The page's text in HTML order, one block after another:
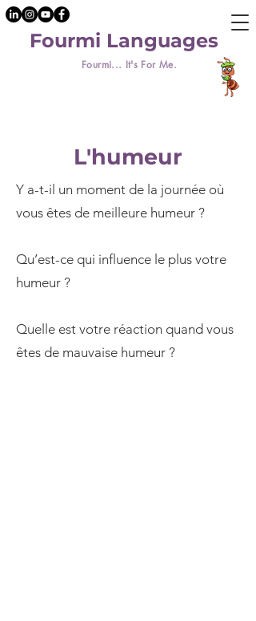
Fourmi... It's For Me.
Fourmi Languages
L'humeur
Y a-t-il un moment de la journée où
vous êtes de meilleure humeur ?
Qu’est-ce qui influence le plus votre
humeur ?
Quelle est votre réaction quand vous
êtes de mauvaise humeur ?